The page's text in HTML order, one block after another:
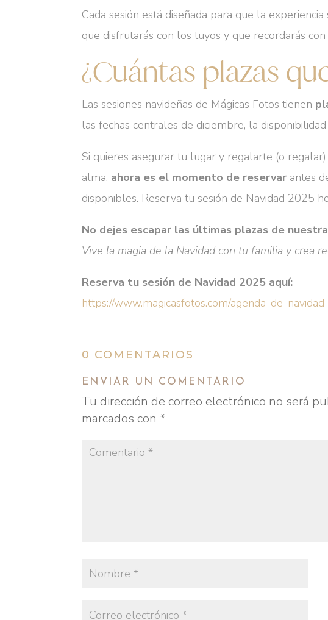
Cada sesión está diseñada para que la
que disfrutarás con los tuyos y que recordarás con
¿Cuántas plazas
Las sesiones navideñas de Mágicas Fotos tienen
las fechas centrales de diciembre, la
Si quieres asegurar tu lugar y regalarte (o
alma, ahora es el momento de reservar antes
disponibles. Reserva tu sesión de Navidad 2025
No dejes escapar las últimas plazas de
Vive la magia de la Navidad con tu familia y crea
Reserva tu sesión de Navidad 2025 aquí:
https://www.magicasfotos.com/agenda-de-
0 COMENTARIOS
ENVIAR UN COMENTARIO
Tu dirección de correo electrónico no será
marcados con *